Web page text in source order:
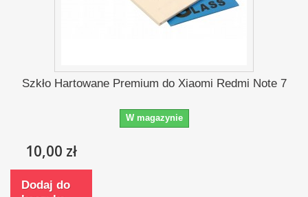
Szkło Hartowane Premium do Xiaomi Redmi Note 7
W magazynie
10,00 zł
Dodaj do